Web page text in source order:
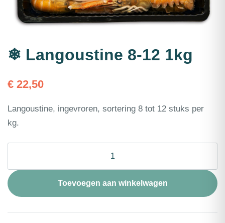
❄ Langoustine 8-12 1kg
€ 22,50
Langoustine, ingevroren, sortering 8 tot 12 stuks per
kg.
8-
12
1kg
aantal
Toevoegen aan winkelwagen